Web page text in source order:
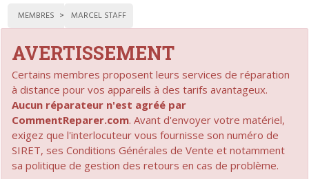
MEMBRES MARCEL STAFF
AVERTISSEMENT
Certains membres proposent leurs services de réparation
à distance pour vos appareils à des tarifs avantageux.
Aucun réparateur n'est agréé par
CommentReparer.com. Avant d'envoyer votre matériel,
exigez que l'interlocuteur vous fournisse son numéro de
SIRET, ses Conditions Générales de Vente et notamment
sa politique de gestion des retours en cas de problème.